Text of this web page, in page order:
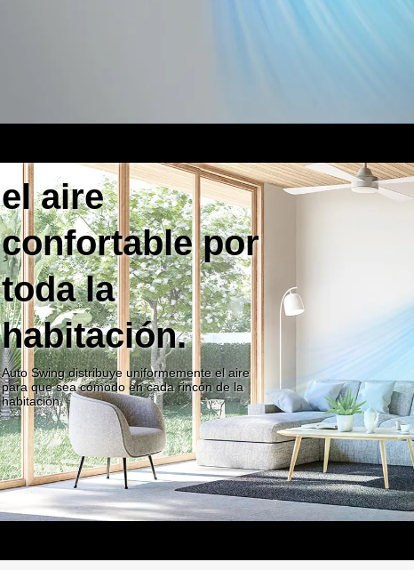
el aire
confortable por
toda la
habitación.
Auto Swing distribuye uniformemente el aire
para que sea cómodo en cada rincón de la
habitación.